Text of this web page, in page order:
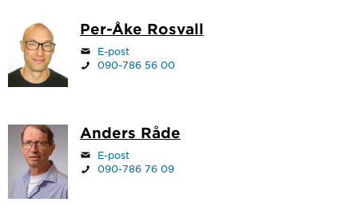
Per-Åke Rosvall
E-post
090-786 56 00
Anders Råde
E-post
090-786 76 09